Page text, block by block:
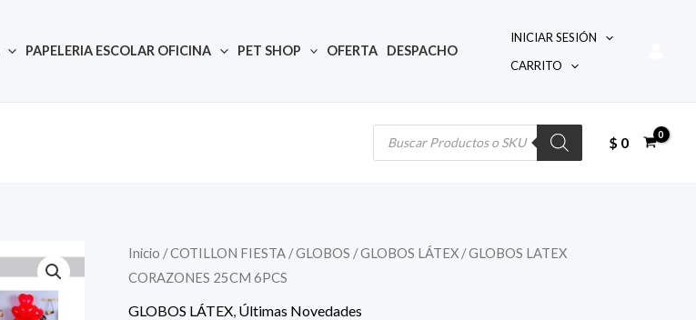
PAPELERIA ESCOLAR OFICINA PET SHOP OFERTA DESPACHO
INICIAR SESIÓN
CARRITO
Búsqueda
$ 0
Inicio /COTILLON FIESTA /GLOBOS /GLOBOS LÁTEX / GLOBOS LATEX
CORAZONES 25CM 6PCS
GLOBOS LÁTEX Últimas Novedades
Quantity